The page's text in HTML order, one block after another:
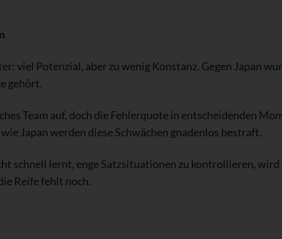
viel Potenzial, aber zu wenig Konstanz. Gegen Japan
gehört.
Team auf, doch die Fehlerquote in entscheidenden
Japan werden diese Schwächen gnadenlos bestraft.
schnell lernt, enge Satzsituationen zu kontrollieren, wird
Reife fehlt noch.